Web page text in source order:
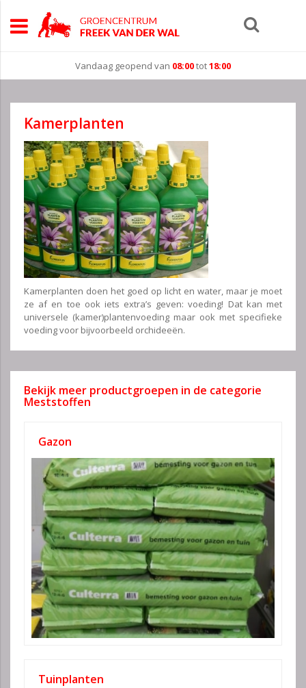
Vandaag geopend van 08:00tot18:00
Kamerplanten
Kamerplanten doen het goed op licht en water, maar je moet
ze af en toe ook iets extra’s geven: voeding! Dat kan met
universele (kamer)plantenvoeding maar ook met specifieke
voeding voor bijvoorbeeld orchideeën.
Bekijk meer productgroepen in de categorie
Meststoffen
Gazon
Tuinplanten